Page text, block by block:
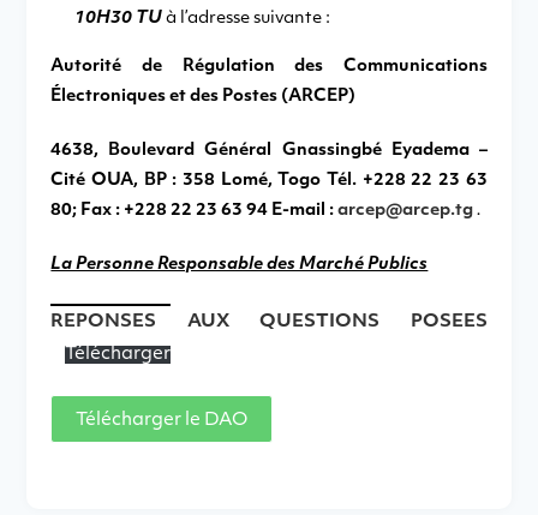
10H30 TU à l’adresse suivante :
Autorité de Régulation des Communications
Électroniques et des Postes (ARCEP)
4638, Boulevard Général Gnassingbé Eyadema –
Cité OUA, BP : 358 Lomé, Togo Tél. +228 22 23 63
80; Fax : +228 22 23 63 94 E-mail :arcep@arcep.tg .
La Personne Responsable des Marché Publics
REPONSES AUX QUESTIONS POSEES
Télécharger
Télécharger le DAO